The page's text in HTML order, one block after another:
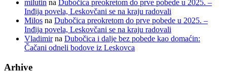
milutin na Dubočica preokretom do prve pobede u 2025. –
Inđija povela, Leskovčani se na kraju radovali
Milos na Dubočica preokretom do prve pobede u 2025. –
Inđija povela, Leskovčani se na kraju radovali
Vladimirna Dubočica i dalje bez pobede kao domaćin:
Čačani odneli bodove iz Leskovca
Arhive